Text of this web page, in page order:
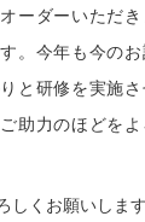
ーダーいただき
。今年も今の
と研修を実施
助力のほどを
しくお願いします